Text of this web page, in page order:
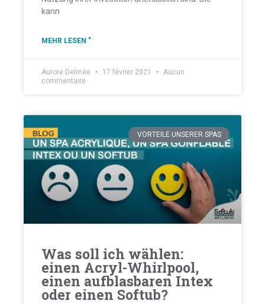
kann
MEHR LESEN "
Aurore Delmée 17 février 2021
Aucun
commentaire
VORTEILE UNSERER SPAS
Was soll ich wählen:
einen Acryl-Whirlpool,
einen aufblasbaren Intex
oder einen Softub?